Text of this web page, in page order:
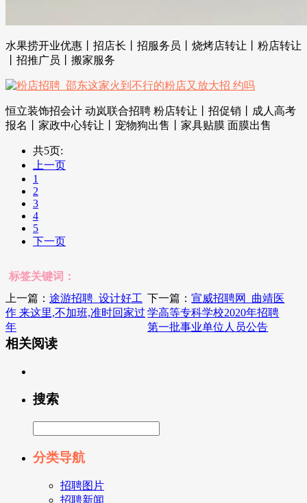
水果捞开业优惠丨招店长丨招服务员丨烧烤店转让丨粉店转让
丨招推广员丨搬家服务
恒立装饰招会计 动岚联合招聘 粉店转让丨招促销丨成人高考
报名丨家政中心转让丨宠物狗出售丨家具贴膜 面膜出售
共5页:
上一页
1
2
3
4
5
下一页
标签关键词：
上一篇： 途游招聘_设计好工
作 来这里,不加班,准时回家过
年
下一篇：宣威招聘网_曲靖医
学高等专科学校2020年招聘
第一批事业单位人员公告
相关阅读
搜索
分类导航
招聘图片
招聘新闻